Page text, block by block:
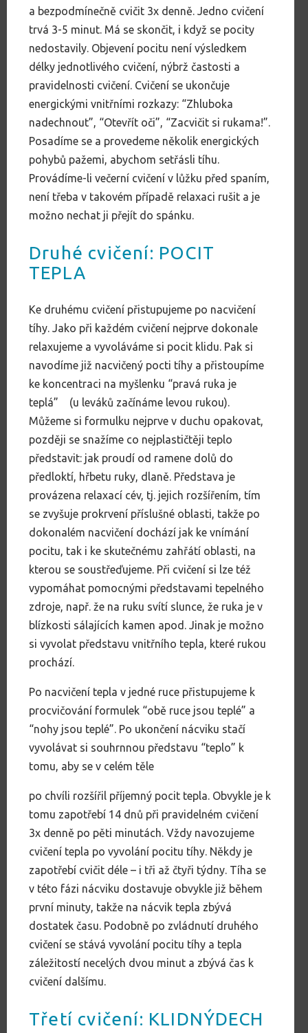
a bezpodmínečně cvičit 3x denně. Jedno cvičení
trvá 3-5 minut. Má se skončit, i když se pocity
nedostavily. Objevení pocitu není výsledkem
délky jednotlivého cvičení, nýbrž častosti a
pravidelnosti cvičení. Cvičení se ukončuje
energickými vnitřními rozkazy: “Zhluboka
nadechnout”, “Otevřít oči”, “Zacvičit si rukama!”.
Posadíme se a provedeme několik energických
pohybů pažemi, abychom setřásli tíhu.
Provádíme-li večerní cvičení v lůžku před spaním,
není třeba v takovém případě relaxaci rušit a je
možno nechat ji přejít do spánku.
Druhé cvičení: POCIT
TEPLA
Ke druhému cvičení přistupujeme po nacvičení
tíhy. Jako při každém cvičení nejprve dokonale
relaxujeme a vyvoláváme si pocit klidu. Pak si
navodíme již nacvičený pocti tíhy a přistoupíme
ke koncentraci na myšlenku “pravá ruka je
teplá” (u leváků začínáme levou rukou).
Můžeme si formulku nejprve v duchu opakovat,
později se snažíme co nejplastičtěji teplo
představit: jak proudí od ramene dolů do
předloktí, hřbetu ruky, dlaně. Představa je
provázena relaxací cév, tj. jejich rozšířením, tím
se zvyšuje prokrvení příslušné oblasti, takže po
dokonalém nacvičení dochází jak ke vnímání
pocitu, tak i ke skutečnému zahřátí oblasti, na
kterou se soustřeďujeme. Při cvičení si lze též
vypomáhat pomocnými představami tepelného
zdroje, např. že na ruku svítí slunce, že ruka je v
blízkosti sálajících kamen apod. Jinak je možno
si vyvolat představu vnitřního tepla, které rukou
prochází.
Po nacvičení tepla v jedné ruce přistupujeme k
procvičování formulek “obě ruce jsou teplé” a
“nohy jsou teplé”. Po ukončení nácviku stačí
vyvolávat si souhrnnou představu “teplo” k
tomu, aby se v celém těle
po chvíli rozšířil příjemný pocit tepla. Obvykle je k
tomu zapotřebí 14 dnů při pravidelném cvičení
3x denně po pěti minutách. Vždy navozujeme
cvičení tepla po vyvolání pocitu tíhy. Někdy je
zapotřebí cvičit déle – i tři až čtyři týdny. Tíha se
v této fázi nácviku dostavuje obvykle již během
první minuty, takže na nácvik tepla zbývá
dostatek času. Podobně po zvládnutí druhého
cvičení se stává vyvolání pocitu tíhy a tepla
záležitostí necelých dvou minut a zbývá čas k
cvičení dalšímu.
Třetí cvičení: KLIDNÝDECH